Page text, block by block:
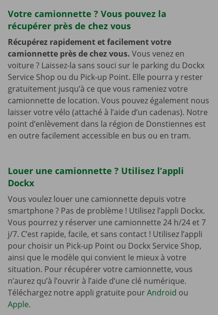
Votre camionnette ? Vous pouvez la
récupérer près de chez vous
Récupérez rapidement et facilement votre
camionnette près de chez vous. Vous venez en
voiture ? Laissez-la sans souci sur le parking du Dockx
Service Shop ou du Pick-up Point. Elle pourra y rester
gratuitement jusqu’à ce que vous rameniez votre
camionnette de location. Vous pouvez également nous
laisser votre vélo (attaché à l’aide d’un cadenas). Notre
point d’enlèvement dans la région de Donstiennes est
en outre facilement accessible en bus ou en tram.
Louer une camionnette ? Utilisez l’appli
Dockx
Vous voulez louer une camionnette depuis votre
smartphone ? Pas de problème ! Utilisez l’appli Dockx.
Vous pourrez y réserver une camionnette 24 h/24 et 7
j/7. C’est rapide, facile, et sans contact ! Utilisez l’appli
pour choisir un Pick-up Point ou Dockx Service Shop,
ainsi que le modèle qui convient le mieux à votre
situation. Pour récupérer votre camionnette, vous
n’aurez qu’à l’ouvrir à l’aide d’une clé numérique.
Téléchargez notre appli gratuite pourAndroid ou
Apple.